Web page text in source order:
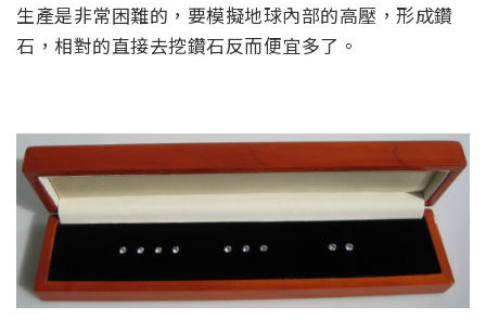
生產是非常困難的，要模擬地球內部的高壓，形成鑽
石，相對的直接去挖鑽石反而便宜多了。